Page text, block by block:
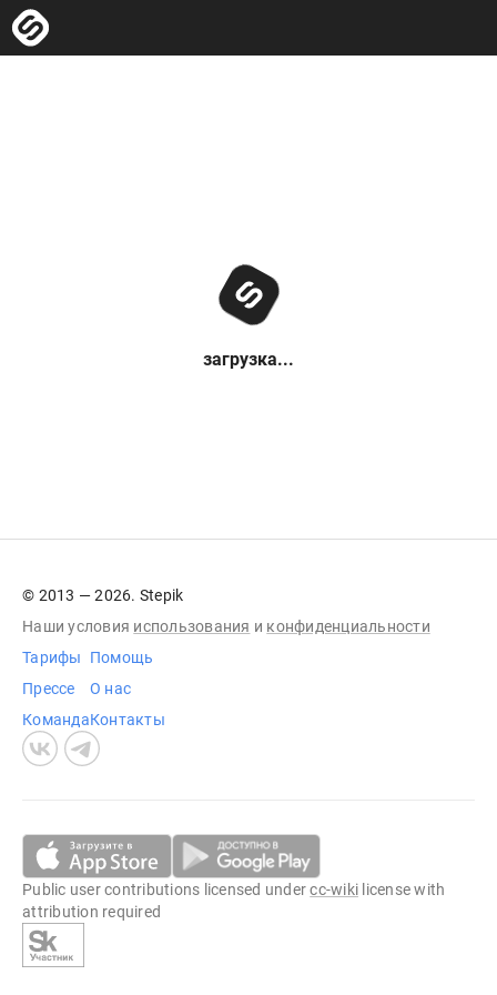
загрузка...
© 2013 — 2026. Stepik
Наши условия использования и конфиденциальности
Тарифы
Прессе
Команда
Помощь
О нас
Контакты
Public user contributions licensed undercc-wiki license with
attribution required